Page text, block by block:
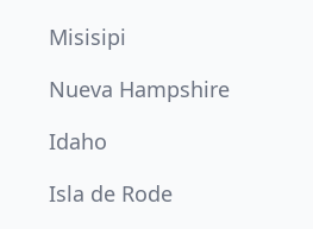
Misisipi
Nueva Hampshire
Idaho
Isla de Rode